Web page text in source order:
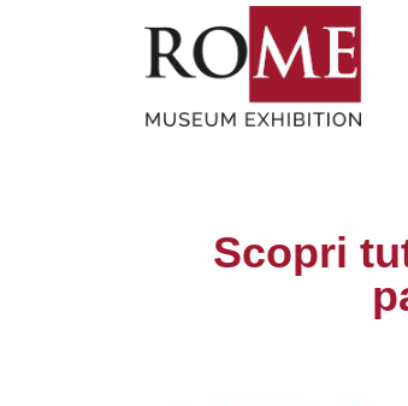
Scopri